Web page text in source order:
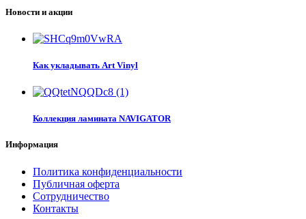
Новости и акции
Как укладывать Art Vinyl
Коллекция ламината NAVIGATOR
Информация
Политика конфиденциальности
Публичная оферта
Сотрудничество
Контакты